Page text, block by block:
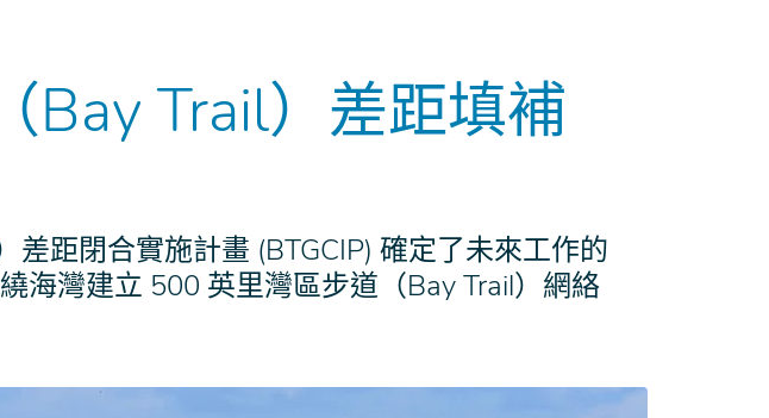
Bay Trail）差距填補
差距閉合實施計畫 (BTGCIP) 確定了未來工作的
海灣建立 500 英里灣區步道（Bay Trail）網絡